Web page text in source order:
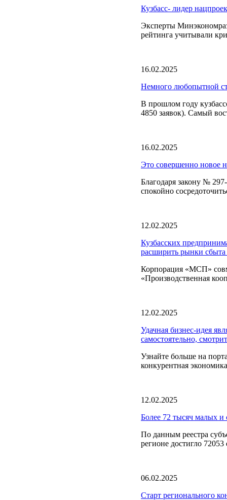
Кузбасс- лидер
Эксперты
рейтинга учитывали
16.02.2025
Немного любопытной
В прошлом году
4850 заявок). Самый
16.02.2025
Это совершенно новое
Благодаря закону №
спокойно
12.02.2025
Кузбасских
расширить рынки
Корпорация «МСП»
«Производственная
12.02.2025
Удачная бизнес-идея
самостоятельно,
Узнайте больше на
конкурентная
12.02.2025
Более 72 тысяч малых и
По данным реестра
регионе достигло
06.02.2025
Старт регионального